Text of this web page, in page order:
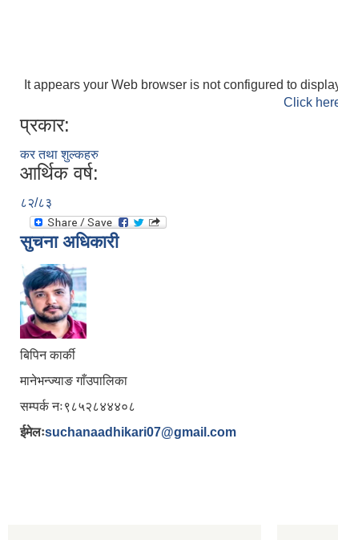
It appears your Web browser is not configured to
Click
प्रकार:
कर तथा शुल्कहरु
आर्थिक वर्ष:
८२/८३
सुचना अधिकारी
बिपिन कार्की
मानेभन्ज्याङ गाँउपालिका
सम्पर्क नः९८५२८४४४०८
ईमेलःsuchanaadhikari07@gmail.com